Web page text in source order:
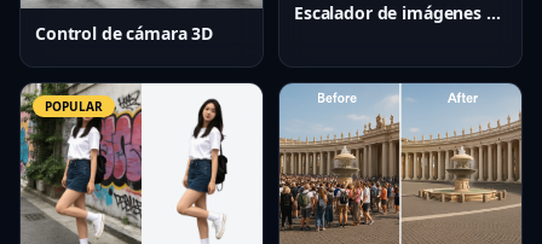
Control de cámara 3D
Escalador de imágenes con IA
POPULAR